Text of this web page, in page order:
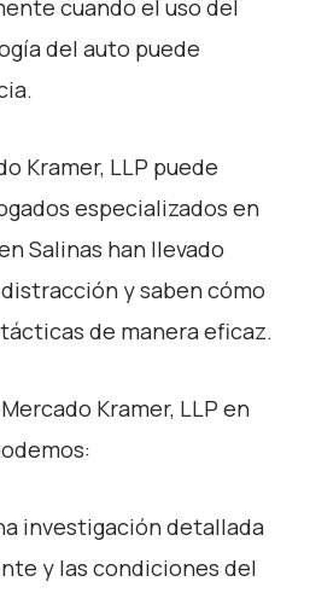
cuando el uso del
del auto puede
Kramer, LLP puede
especializados en
Salinas han llevado
y saben cómo
de manera eficaz.
Kramer, LLP en
investigación detallada
y las condiciones del